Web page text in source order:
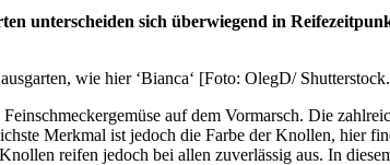
unterscheiden sich überwiegend in
wie hier ‘Bianca‘ [Foto: OlegD/
auf dem Vormarsch. Die
Merkmal ist jedoch die Farbe der Knollen, hier
reifen jedoch bei allen zuverlässig aus. In